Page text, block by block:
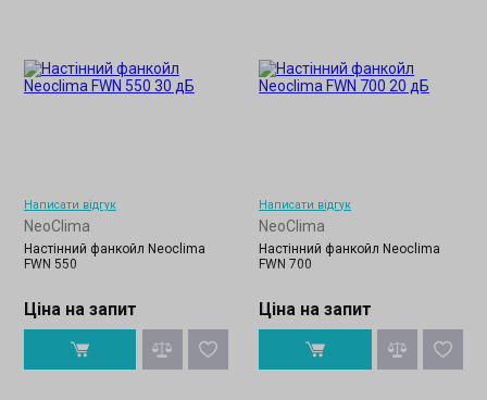
Написати відгук
NeoClima
Настінний фанкойл Neoclima
FWN 550
Ціна на запит
Написати відгук
NeoClima
Настінний фанкойл Neoclima
FWN 700
Ціна на запит